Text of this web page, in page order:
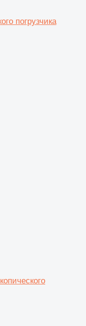
погрузчика